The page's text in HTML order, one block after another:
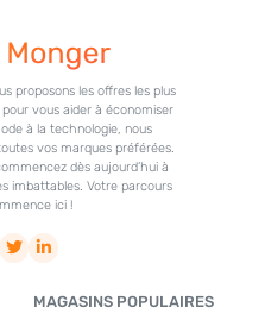
proposons les offres les plus
vous aider à économiser
à la technologie, nous
vos marques préférées.
dès aujourd’hui à
imbattables. Votre parcours
ici !
MAGASINS POPULAIRES